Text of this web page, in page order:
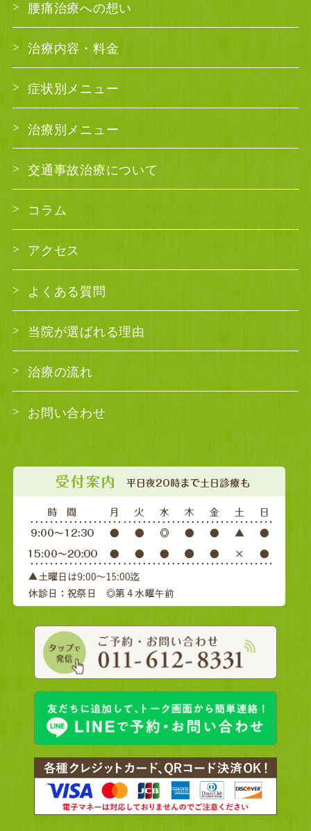
腰痛治療への想い
治療内容・料金
症状別メニュー
治療別メニュー
交通事故治療について
コラム
アクセス
よくある質問
当院が選ばれる理由
治療の流れ
お問い合わせ